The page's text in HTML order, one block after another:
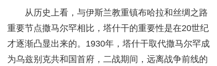
从历史上看，与伊斯兰教重镇布哈拉和丝绸之路
重要节点撒马尔罕相比，塔什干的重要性是在20世纪
才逐渐凸显出来的。1930年，塔什干取代撒马尔罕成
为乌兹别克共和国首府，二战期间，远离战争前线的